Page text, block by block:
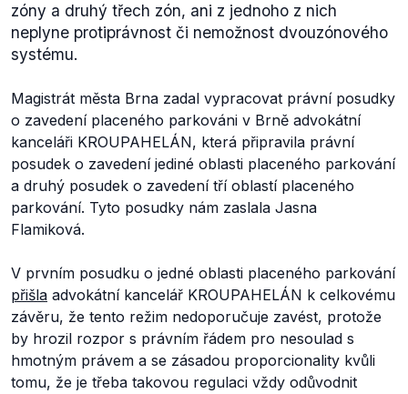
zóny a druhý třech zón, ani z jednoho z nich
neplyne protiprávnost či nemožnost dvouzónového
systému.
Magistrát města Brna zadal vypracovat právní posudky
o zavedení placeného parkováni v Brně advokátní
kanceláři KROUPAHELÁN, která připravila právní
posudek o zavedení jediné oblasti placeného parkování
a druhý posudek o zavedení tří oblastí placeného
parkování. Tyto posudky nám zaslala Jasna
Flamiková.
V prvním posudku o jedné oblasti placeného parkování
přišla advokátní kancelář KROUPAHELÁN k celkovému
závěru, že tento režim nedoporučuje zavést, protože
by hrozil rozpor s právním řádem pro nesoulad s
hmotným právem a se zásadou proporcionality kvůli
tomu, že je třeba takovou regulaci vždy odůvodnit